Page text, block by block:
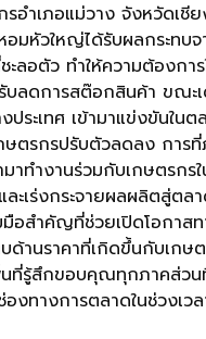
อำเภอแม่วาง จังหวัดเชีย
อมหัวใหญ่ได้รับผลกระทบ
ะลอตัว ทำให้ความต้องกา
บลดการสต๊อกสินค้า ขณะ
ระเทศ เข้ามาแข่งขันใน
ษตรกรปรับตัวลดลง การ
มาทำงานร่วมกับเกษตรกร
ะเร่งกระจายผลผลิตสู่ตล
อสำคัญที่ช่วยเปิดโอกาส
บด้านราคาที่เกิดขึ้นกับเกษ
ที่รู้สึกขอบคุณทุกภาคส่วน
งทางการตลาดในช่วงเวล